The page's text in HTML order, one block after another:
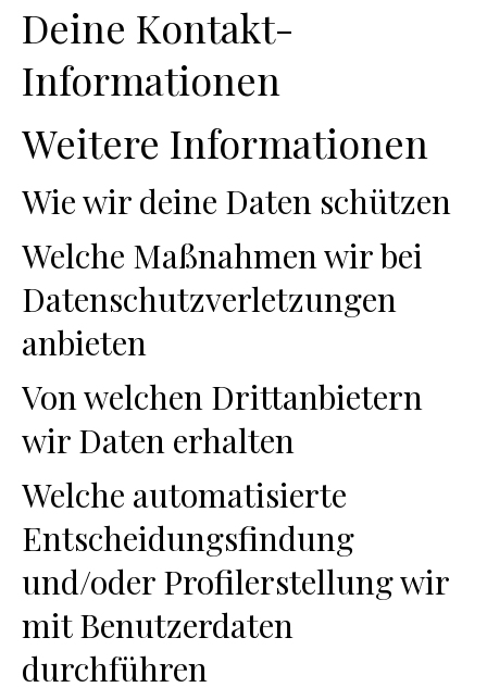
Deine Kontakt-
Informationen
Weitere Informationen
Wie wir deine Daten schützen
Welche Maßnahmen wir bei
Datenschutzverletzungen
anbieten
Von welchen Drittanbietern
wir Daten erhalten
Welche automatisierte
Entscheidungsfindung
und/oder Profilerstellung wir
mit Benutzerdaten
durchführen